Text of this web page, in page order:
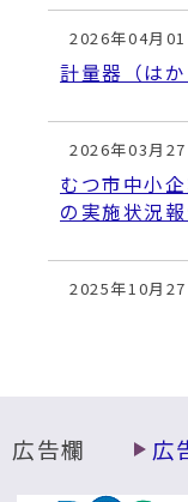
2026年04月01
計量器（は
2026年03月27
むつ市中小
の実施状況
2025年10月27
下北創業塾
広告欄 広